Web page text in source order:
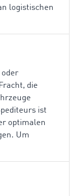
logistischen
oder
die
ist
optimalen
Um